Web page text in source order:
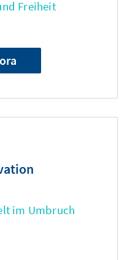
Freiheit
im Umbruch